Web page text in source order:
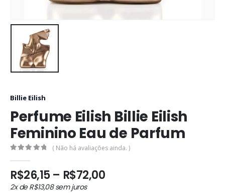
Billie Eilish
Perfume Eilish Billie Eilish
Feminino Eau de Parfum
( Não há avaliações ainda. )
R$26,15– R$72,00Faixa
2x deR$13,08sem juros